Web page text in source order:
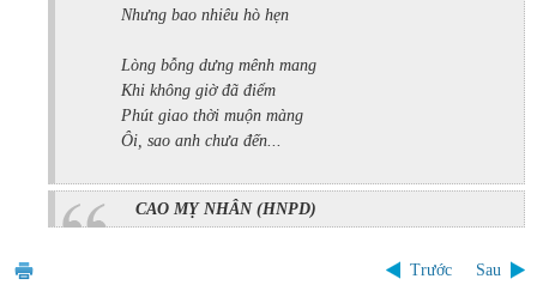
Nhưng bao nhiêu hò hẹn
Lòng bỗng dưng mênh mang
Khi không giờ đã điểm
Phút giao thời muộn màng
Ôi, sao anh chưa đến...
CAO MỴ NHÂN (HNPD)
Trước Sau